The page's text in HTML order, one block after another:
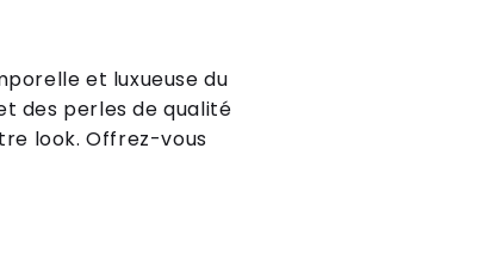
orelle et luxueuse du
des perles de qualité
re look. Offrez-vous